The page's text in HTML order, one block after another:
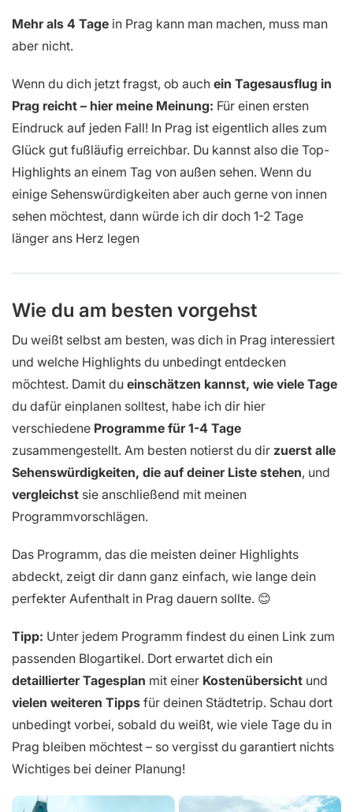
Mehr als 4 Tage in Prag kann man machen, muss man
aber nicht.
Wenn du dich jetzt fragst, ob auch ein Tagesausflug in
Prag reicht – hier meine Meinung: Für einen ersten
Eindruck auf jeden Fall! In Prag ist eigentlich alles zum
Glück gut fußläufig erreichbar. Du kannst also die Top-
Highlights an einem Tag von außen sehen. Wenn du
einige Sehenswürdigkeiten aber auch gerne von innen
sehen möchtest, dann würde ich dir doch 1-2 Tage
länger ans Herz legen
Wie du am besten vorgehst
Du weißt selbst am besten, was dich in Prag interessiert
und welche Highlights du unbedingt entdecken
möchtest. Damit du einschätzen kannst, wie viele Tage
du dafür einplanen solltest, habe ich dir hier
verschiedene Programme für 1-4 Tage
zusammengestellt. Am besten notierst du dir zuerst alle
Sehenswürdigkeiten, die auf deiner Liste stehen, und
vergleichst sie anschließend mit meinen
Programmvorschlägen.
Das Programm, das die meisten deiner Highlights
abdeckt, zeigt dir dann ganz einfach, wie lange dein
perfekter Aufenthalt in Prag dauern sollte. 😊
Tipp: Unter jedem Programm findest du einen Link zum
passenden Blogartikel. Dort erwartet dich ein
detaillierter Tagesplan mit einer Kostenübersicht und
vielen weiteren Tipps für deinen Städtetrip. Schau dort
unbedingt vorbei, sobald du weißt, wie viele Tage du in
Prag bleiben möchtest – so vergisst du garantiert nichts
Wichtiges bei deiner Planung!